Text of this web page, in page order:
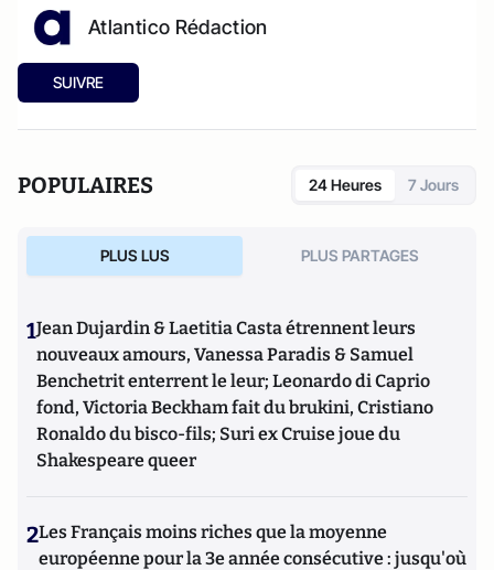
Atlantico Rédaction
SUIVRE
POPULAIRES 24 Heures 7 Jours
PLUS LUS PLUS PARTAGES
1Jean Dujardin & Laetitia Casta étrennent leurs
nouveaux amours, Vanessa Paradis & Samuel
Benchetrit enterrent le leur; Leonardo di Caprio
fond, Victoria Beckham fait du brukini, Cristiano
Ronaldo du bisco-fils; Suri ex Cruise joue du
Shakespeare queer
2Les Français moins riches que la moyenne
européenne pour la 3e année consécutive : jusqu'où